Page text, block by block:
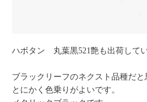
ハボタン 丸葉黒521艶も出荷してい
ブラックリーフのネクスト品種だと
とにかく色乗りがよいです。